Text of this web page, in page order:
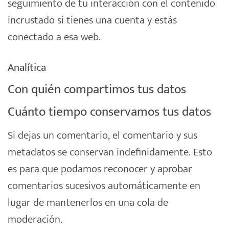
incrustado si tienes una cuenta y estás
conectado a esa web.
Analítica
Con quién compartimos tus datos
Cuánto tiempo conservamos tus datos
Si dejas un comentario, el comentario y sus
metadatos se conservan indefinidamente. Esto
es para que podamos reconocer y aprobar
comentarios sucesivos automáticamente en
lugar de mantenerlos en una cola de
moderación.